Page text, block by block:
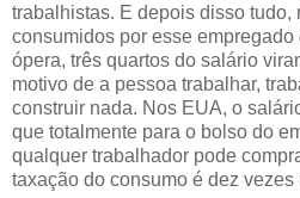
trabalhistas. E depois disso tudo,
consumidos por esse
ópera, três quartos do salário
motivo de a pessoa trabalhar,
construir nada. Nos EUA, o
que totalmente para o bolso do
qualquer trabalhador pode
taxação do consumo é dez